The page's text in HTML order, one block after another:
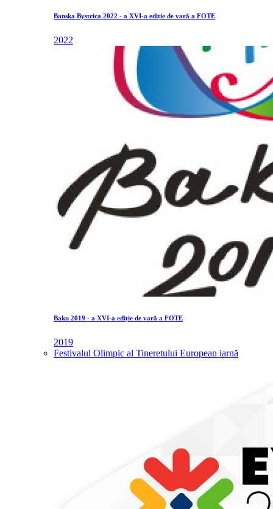
Banska Bystrica 2022 - a XVI-a ediție de vară a FOTE
2022
Baku 2019 - a XVI-a ediție de vară a FOTE
2019
Festivalul Olimpic al Tineretului European iarnă